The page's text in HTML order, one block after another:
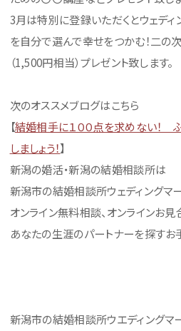
3月は特別に登録いただくとウェデ
を自分で選んで幸せをつかむ！二の
（1,500円相当）プレゼント致します。
次のオススメブログはこちら
【結婚相手に１００点を求めない！
しましょう！】
新潟の婚活・新潟の結婚相談所は
新潟市の結婚相談所ウェディングマ
オンライン無料相談、オンラインお見
あなたの生涯のパートナーを探すお
新潟市の結婚相談所ウエディングマ